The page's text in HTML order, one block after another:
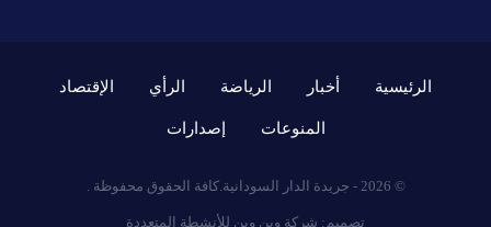
الرئيسية أخبار الرياضة الرأي الإقتصاد
المنوعات إصدارات
© 2026 - جريدة الدار السودانية.كافة الحقوق محفوظة .
تصميم: شركة وين وين للأنشطة المتعددة